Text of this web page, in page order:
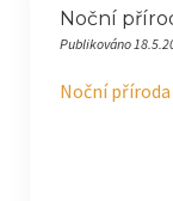
Noční
Publikováno
Noční